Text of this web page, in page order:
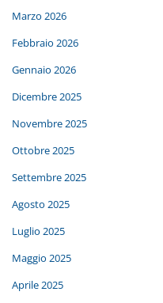
Marzo 2026
Febbraio 2026
Gennaio 2026
Dicembre 2025
Novembre 2025
Ottobre 2025
Settembre 2025
Agosto 2025
Luglio 2025
Maggio 2025
Aprile 2025